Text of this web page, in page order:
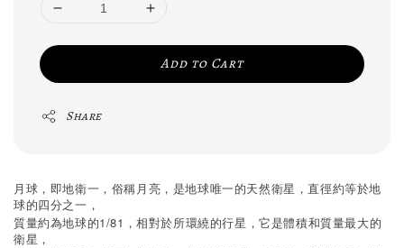
Add to Cart
Share
月球，即地衛一，俗稱月亮，是地球唯一的天然衛星，直徑約等於地
球的四分之一，
質量約為地球的1/81 ，相對於所環繞的行星，它是體積和質量最大的
衛星，